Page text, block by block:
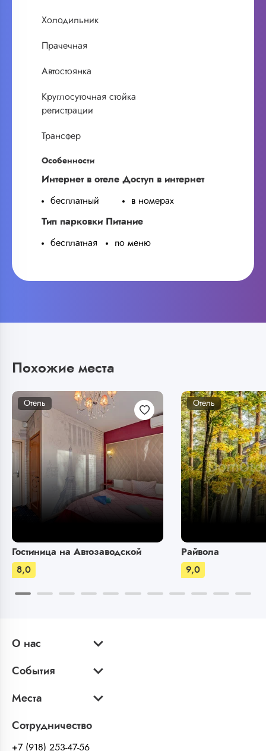
Холодильник
Прачечная
Автостоянка
Круглосуточная стойка
регистрации
Трансфер
Особенности
Интернет в отеле
бесплатный
Доступ в интернет
в номерах
Тип парковки
бесплатная
Питание
по меню
Похожие места
Отель
Гостиница на Автозаводской
8,0
Отель
Райвола
9,0
О нас
События
Места
Сотрудничество
+7 (918) 253-47-56